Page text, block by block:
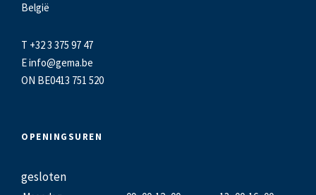
België
T +32 3 375 97 47
Einfo@gema.be
ON BE0413 751 520
OPENINGSUREN
gesloten